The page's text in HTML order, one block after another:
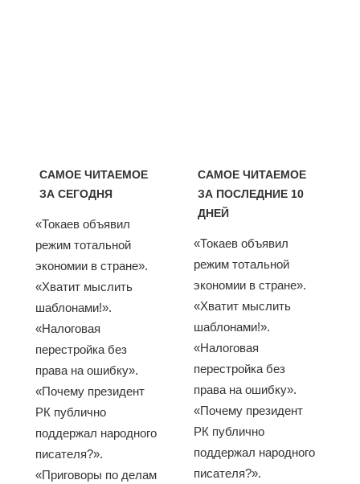
САМОЕ ЧИТАЕМОЕ
ЗА СЕГОДНЯ
«Токаев объявил
режим тотальной
экономии в стране».
«Хватит мыслить
шаблонами!».
«Налоговая
перестройка без
права на ошибку».
«Почему президент
РК публично
поддержал народного
писателя?».
«Приговоры по делам
САМОЕ ЧИТАЕМОЕ
ЗА ПОСЛЕДНИЕ 10
ДНЕЙ
«Токаев объявил
режим тотальной
экономии в стране».
«Хватит мыслить
шаблонами!».
«Налоговая
перестройка без
права на ошибку».
«Почему президент
РК публично
поддержал народного
писателя?».